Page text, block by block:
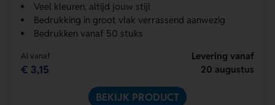
Veel kleuren, altijd jouw stijl
Bedrukking in groot vlak verrassend aanwezig
Bedrukken vanaf 50 stuks
Al vanaf
€ 3,15
Levering vanaf
20 augustus
BEKIJK PRODUCT